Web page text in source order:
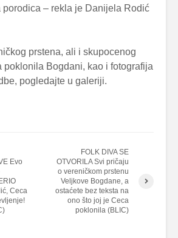
porodica – rekla je Danijela Rodić
prstena, ali i skupocenog
poklonila Bogdani, kao i fotografija
pogledajte u galeriji.
Evo
Ceca
FOLK DIVA SE
OTVORILA Svi pričaju
o vereničkom prstenu
Veljkove Bogdane, a
ostaćete bez teksta na
ono što joj je Ceca
poklonila (BLIC)